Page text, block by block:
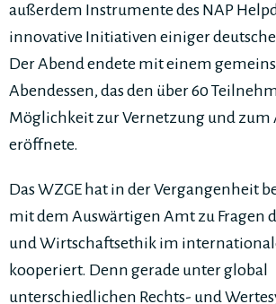
außerdem Instrumente des NAP
innovative Initiativen einiger
Der Abend endete mit einem
Abendessen, das den über 60
Möglichkeit zur Vernetzung und zum
eröffnete.
Das WZGE hat in der Vergangenheit
mit dem Auswärtigen Amt zu Fragen
und Wirtschaftsethik im
kooperiert. Denn gerade unter global
unterschiedlichen Rechts- und